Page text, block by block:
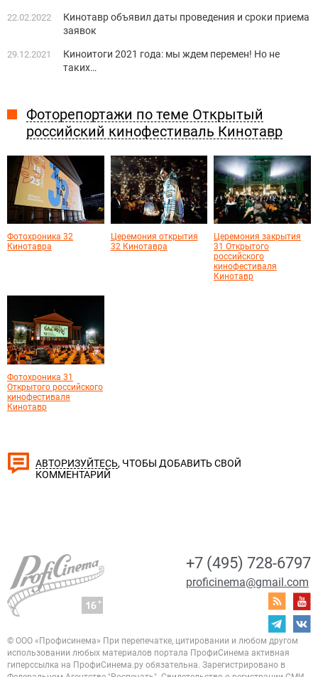
22.02.2022
Кинотавр объявил даты проведения и сроки приема
заявок
29.12.2021
Киноитоги 2021 года: мы ждем перемен! Но не
таких…
Фоторепортажи по теме Открытый
российский кинофестиваль Кинотавр
Фотохроника 32
Кинотавра
Церемония открытия
32 Кинотавра
Церемония закрытия
31 Открытого
российского
кинофестиваля
Кинотавр
Фотохроника 31
Открытого российского
кинофестиваля
Кинотавр
АВТОРИЗУЙТЕСЬ, ЧТОБЫ ДОБАВИТЬ СВОЙ
КОММЕНТАРИЙ
+7 (495) 728-6797
proficinema@gmail.com
© ООО «Профисинема» При перепечатке, цитировании и любом другом
использовании любых материалов портала ПрофиСинема активная
гиперссылка на ПрофиСинема.ру обязательна. Зарегистрировано в